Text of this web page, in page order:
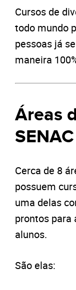
Cursos de
todo mundo
pessoas já
maneira
Áreas
Cerca de 8
possuem
uma delas
prontos para
alunos.
São elas: